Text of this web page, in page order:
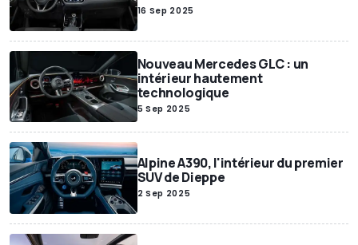
16 Sep 2025
Nouveau Mercedes GLC : un
intérieur hautement
technologique
5 Sep 2025
Alpine A390, l'intérieur du premier
SUV de Dieppe
2 Sep 2025